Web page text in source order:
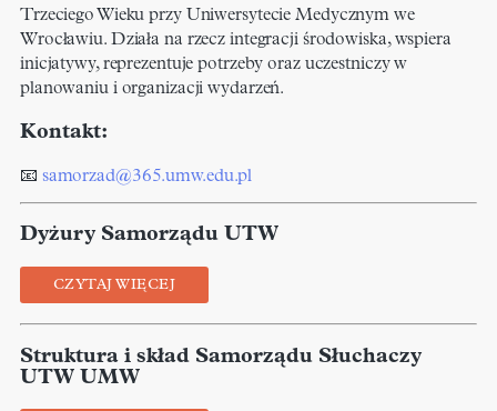
Trzeciego Wieku przy Uniwersytecie Medycznym we
Wrocławiu. Działa na rzecz integracji środowiska, wspiera
inicjatywy, reprezentuje potrzeby oraz uczestniczy w
planowaniu i organizacji wydarzeń.
Kontakt:
📧 samorzad@365.umw.edu.pl
Dyżury Samorządu UTW
CZYTAJ WIĘCEJ
Struktura i skład Samorządu Słuchaczy
UTW UMW